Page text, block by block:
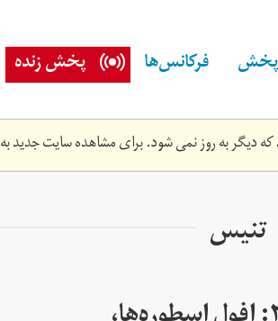
فرکانس‌ها پخش زنده
دیگر به روز نمی شود. برای مشاهده سایت جدید به
تنیس